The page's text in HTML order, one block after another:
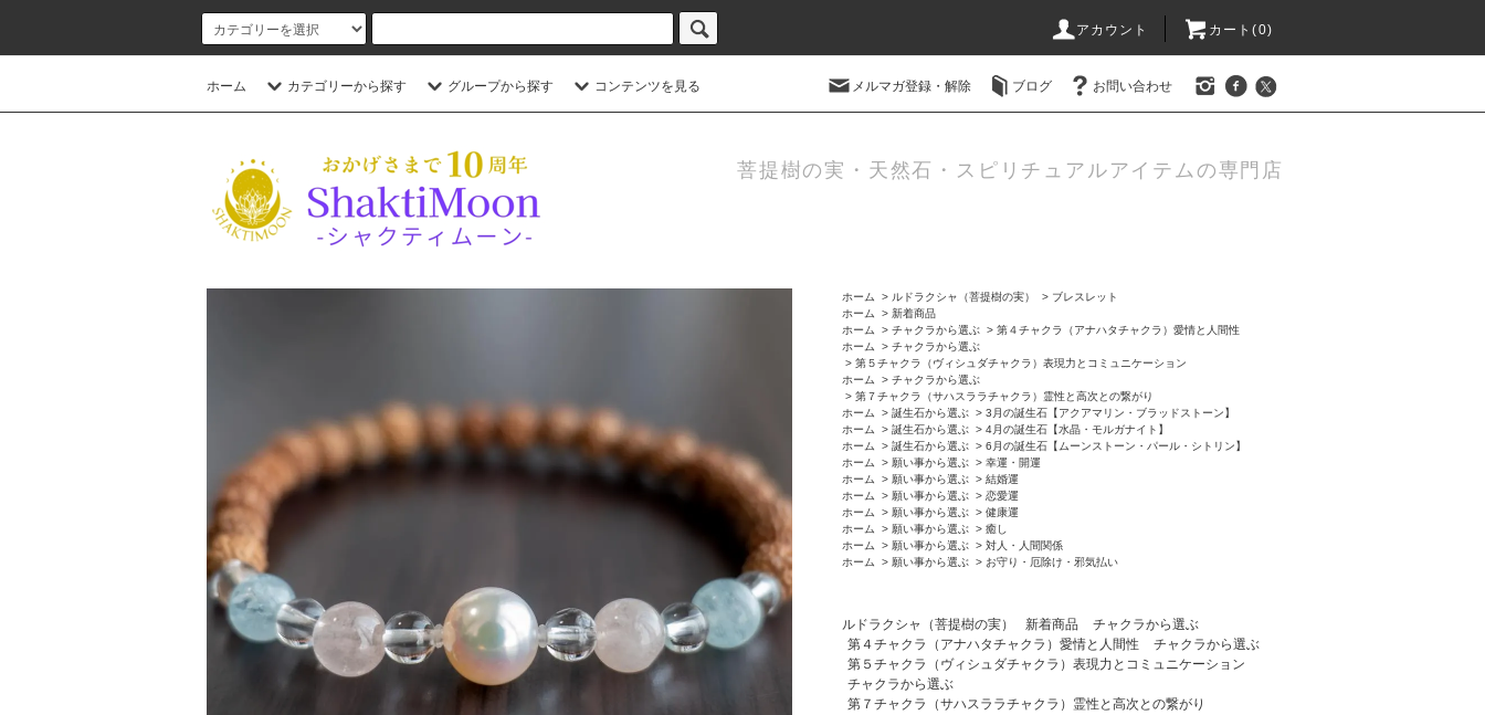
アカウント カート(0)
ホーム カテゴリーから探す グループから探す コンテンツを見る メルマガ登録・解除 ブログ お問い合わせ
菩提樹の実・天然石・スピリチュアルアイテムの専門店
ホーム > ルドラクシャ（菩提樹の実） > ブレスレット
ホーム
> 新着商品
ホーム
> チャクラから選ぶ > 第４チャクラ（アナハタチャクラ）愛情と人間性
ホーム
> チャクラから選ぶ
> 第５チャクラ（ヴィシュダチャクラ）表現力とコミュニケーション
ホーム
> チャクラから選ぶ
> 第７チャクラ（サハスララチャクラ）霊性と高次との繋がり
ホーム
> 誕生石から選ぶ > 3月の誕生石【アクアマリン・ブラッドストーン】
ホーム
> 誕生石から選ぶ > 4月の誕生石【水晶・モルガナイト】
ホーム
> 誕生石から選ぶ > 6月の誕生石【ムーンストーン・パール・シトリン】
ホーム
> 願い事から選ぶ > 幸運・開運
ホーム
> 願い事から選ぶ > 結婚運
ホーム
> 願い事から選ぶ > 恋愛運
ホーム
> 願い事から選ぶ > 健康運
ホーム
> 願い事から選ぶ > 癒し
ホーム
> 願い事から選ぶ > 対人・人間関係
ホーム
> 願い事から選ぶ > お守り・厄除け・邪気払い
ルドラクシャ（菩提樹の実） 新着商品
チャクラから選ぶ
第４チャクラ（アナハタチャクラ）愛情と人間性
チャクラから選ぶ
第５チャクラ（ヴィシュダチャクラ）表現力とコミュニケーション
チャクラから選ぶ
第７チャクラ（サハスララチャクラ）霊性と高次との繋がり